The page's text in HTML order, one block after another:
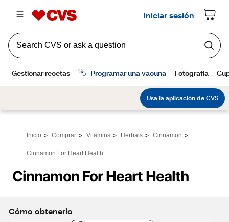
Inicio > Comprar > Vitamins > Herbals > Cinnamon >
Cinnamon For Heart Health
Cinnamon For Heart Health
Cómo obtenerlo